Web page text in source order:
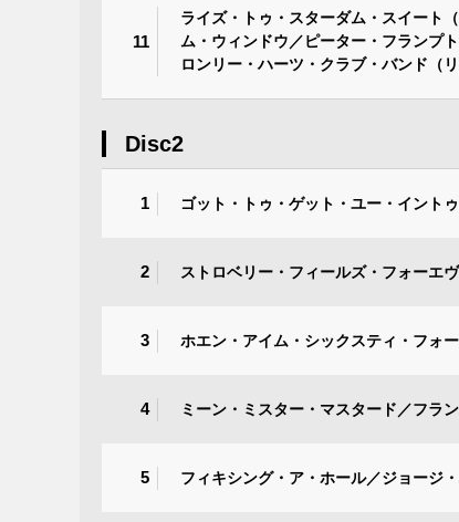
11
ライズ・トゥ・スターダム・スイート
ム・ウィンドウ／ピーター・フランプ
ロンリー・ハーツ・クラブ・バンド（
Disc2
1 ゴット・トゥ・ゲット・ユー・イント
2 ストロベリー・フィールズ・フォーエ
3 ホエン・アイム・シックスティ・フォ
4 ミーン・ミスター・マスタード／フラ
5 フィキシング・ア・ホール／ジョージ